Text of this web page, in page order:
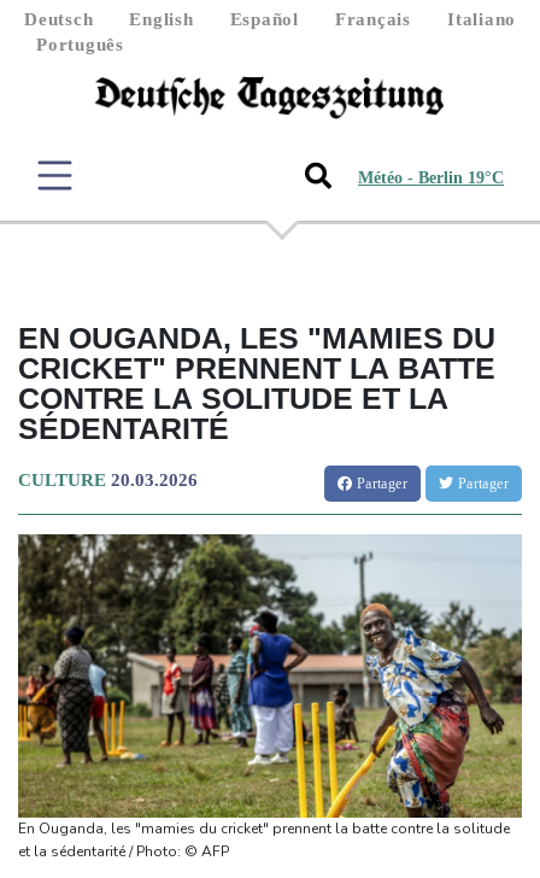
Deutsch English Español Français
Italiano
Português
Météo - Berlin 19°C
EN OUGANDA, LES "MAMIES DU
CRICKET" PRENNENT LA BATTE
CONTRE LA SOLITUDE ET LA
SÉDENTARITÉ
CULTURE 20.03.2026 Partager Partager
En Ouganda, les "mamies du cricket" prennent la batte contre la solitude
et la sédentarité / Photo: © AFP